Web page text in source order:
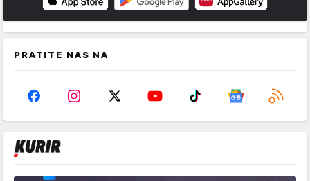
PRATITE NAS NA